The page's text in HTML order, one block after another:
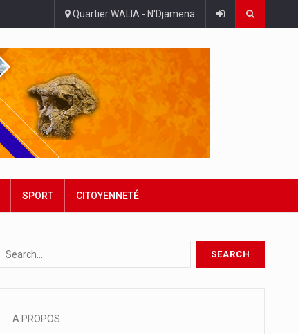
Quartier WALIA - N'Djamena
SPORT CITOYENNETÉ
A PROPOS